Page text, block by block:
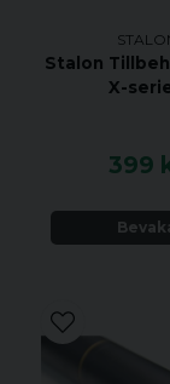
Stalon
X-
399